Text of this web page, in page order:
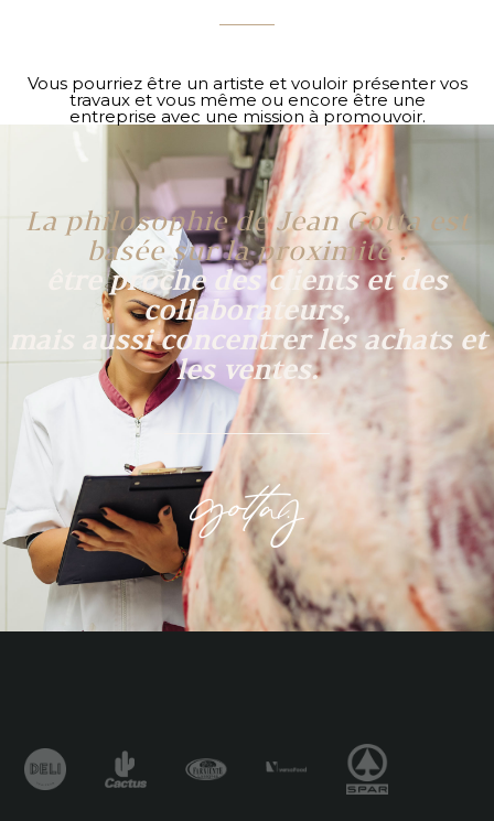
Vous pourriez être un artiste et vouloir présenter vos
travaux et vous même ou encore être une
entreprise avec une mission à promouvoir.
La philosophie de Jean Gotta est
basée sur la proximité :
être proche des clients et des
collaborateurs,
mais aussi concentrer les achats et
les ventes.